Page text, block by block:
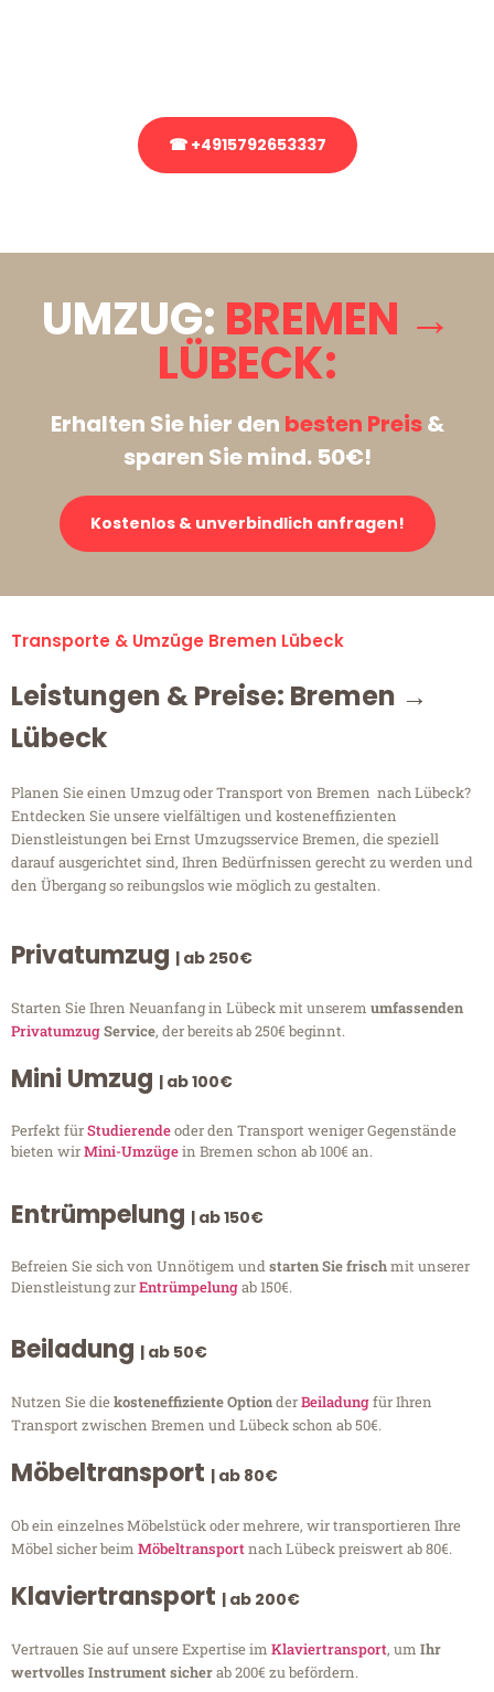
☎ +4915792653337
UMZUG: BREMEN →
LÜBECK:
Erhalten Sie hier den besten Preis&
sparen Sie mind. 50€!
Kostenlos & unverbindlich anfragen!
Transporte & Umzüge Bremen Lübeck
Leistungen & Preise: Bremen →
Lübeck
Planen Sie einen Umzug oder Transport von Bremen nach Lübeck?
Entdecken Sie unsere vielfältigen und kosteneffizienten
Dienstleistungen bei Ernst Umzugsservice Bremen, die speziell
darauf ausgerichtet sind, Ihren Bedürfnissen gerecht zu werden und
den Übergang so reibungslos wie möglich zu gestalten.
Privatumzug | ab 250€
Starten Sie Ihren Neuanfang in Lübeck mit unserem umfassenden
PrivatumzugService, der bereits ab 250€ beginnt.
Mini Umzug | ab 100€
Perfekt fürStudierendeoder den Transport weniger Gegenstände
bieten wirMini-Umzügein Bremen schon ab 100€ an.
Entrümpelung | ab 150€
Befreien Sie sich von Unnötigem undstarten Sie frischmit unserer
Dienstleistung zurEntrümpelungab 150€.
Beiladung | ab 50€
Nutzen Sie diekosteneffiziente OptionderBeiladungfür Ihren
Transport zwischen Bremen und Lübeck schon ab 50€.
Möbeltransport | ab 80€
Ob ein einzelnes Möbelstück oder mehrere, wir transportieren Ihre
Möbel sicher beim Möbeltransportnach Lübeck preiswert ab 80€.
Klaviertransport | ab 200€
Vertrauen Sie auf unsere Expertise im Klaviertransport, um Ihr
wertvolles Instrument sicherab 200€ zu befördern.